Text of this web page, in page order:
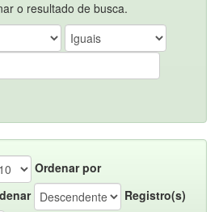
o resultado de busca.
Ordenar por
Registro(s)